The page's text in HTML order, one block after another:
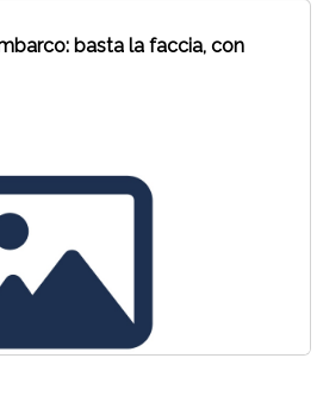
basta la faccia, con